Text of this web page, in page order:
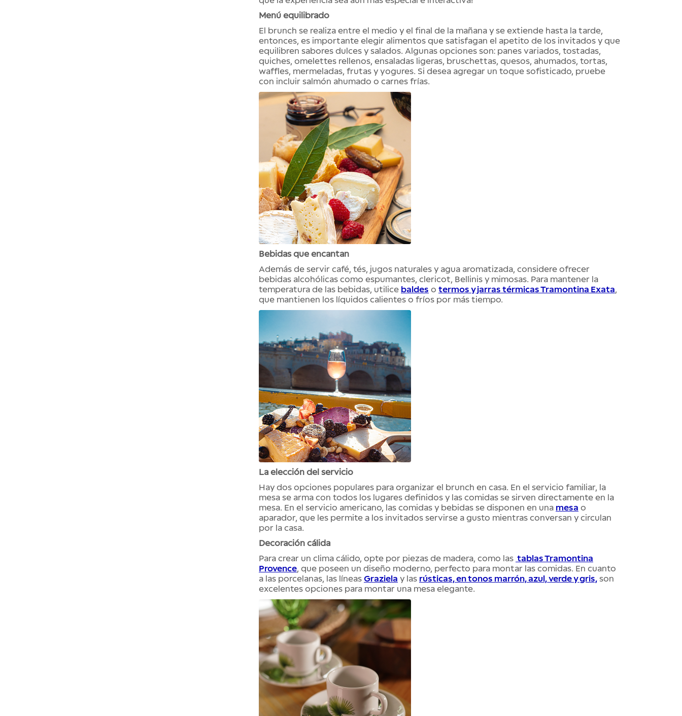
Menú equilibrado
El brunch se realiza entre el medio y el final de la mañana y se extiende hasta la tarde,
entonces, es importante elegir alimentos que satisfagan el apetito de los invitados y que
equilibren sabores dulces y salados. Algunas opciones son: panes variados, tostadas,
quiches, omelettes rellenos, ensaladas ligeras, bruschettas, quesos, ahumados, tortas,
waffles, mermeladas, frutas y yogures. Si desea agregar un toque sofisticado, pruebe
con incluir salmón ahumado o carnes frías.
Bebidas que encantan
Además de servir café, tés, jugos naturales y agua aromatizada, considere ofrecer
bebidas alcohólicas como espumantes, clericot, Bellinis y mimosas. Para mantener la
temperatura de las bebidas, utilice baldes o termos y jarras térmicas Tramontina Exata,
que mantienen los líquidos calientes o fríos por más tiempo.
La elección del servicio
Hay dos opciones populares para organizar el brunch en casa. En el servicio familiar, la
mesa se arma con todos los lugares definidos y las comidas se sirven directamente en la
mesa. En el servicio americano, las comidas y bebidas se disponen en una mesa o
aparador, que les permite a los invitados servirse a gusto mientras conversan y circulan
por la casa.
Decoración cálida
Para crear un clima cálido, opte por piezas de madera, como las tablas Tramontina
Provence, que poseen un diseño moderno, perfecto para montar las comidas. En cuanto
a las porcelanas, las líneas Graziela y las rústicas, en tonos marrón, azul, verde y gris, son
excelentes opciones para montar una mesa elegante.